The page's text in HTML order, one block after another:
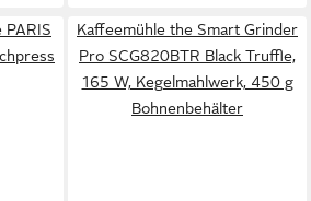
PARIS
Kaffeemühle the Smart Grinder
Pro SCG820BTR Black Truffle,
165 W, Kegelmahlwerk, 450 g
Bohnenbehälter